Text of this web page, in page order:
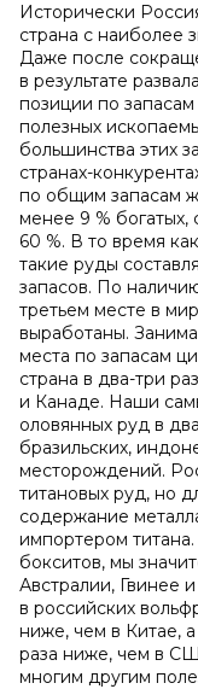
Исторически
страна с наиболее
Даже после
в результате
позиции по
полезных
большинства этих
странах-
по общим запасам
менее 9 %
60 %. В то время
такие руды
запасов. По
третьем месте в
выработаны.
места по запасам
страна в два-три
и Канаде. Наши
оловянных руд в
бразильских,
месторождений.
титановых руд, но
содержание
импортером
бокситов, мы
Австралии, Гвинее
в российских
ниже, чем в Китае,
раза ниже, чем в
многим другим